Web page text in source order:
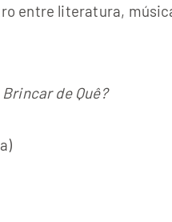
entre literatura,
Brincar de Quê?